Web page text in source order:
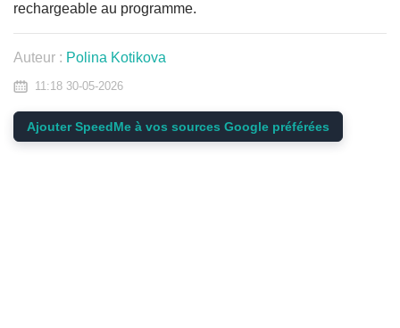
rechargeable au programme.
Auteur : Polina Kotikova
11:18 30-05-2026
Ajouter SpeedMe à vos sources Google préférées